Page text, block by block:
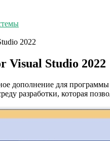
2022
Visual Studio 2022
дополнение для
разработки, которая